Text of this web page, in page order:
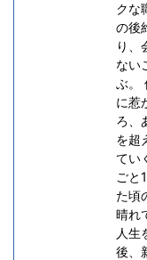
クな
の後
り、
ない
ぶ。
に惹
ろ、
を超
てい
ごと
た頃
晴れ
人生
後、